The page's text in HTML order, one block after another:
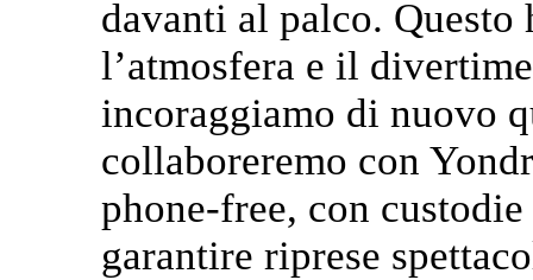
davanti al palco.
l’atmosfera e il
incoraggiamo di nuovo
collaboreremo con
phone-free, con
garantire riprese